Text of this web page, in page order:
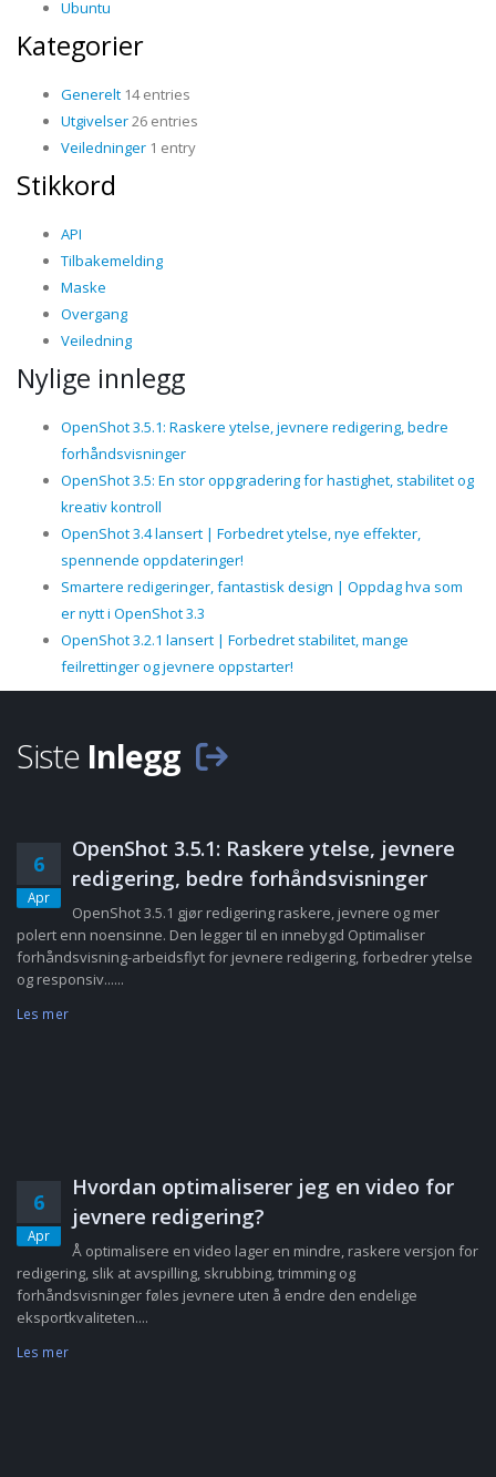
Ubuntu
Kategorier
Generelt 14 entries
Utgivelser26 entries
Veiledninger 1 entry
Stikkord
API
Tilbakemelding
Maske
Overgang
Veiledning
Nylige innlegg
OpenShot 3.5.1: Raskere ytelse, jevnere redigering, bedre
forhåndsvisninger
OpenShot 3.5: En stor oppgradering for hastighet, stabilitet og
kreativ kontroll
OpenShot 3.4 lansert | Forbedret ytelse, nye effekter,
spennende oppdateringer!
Smartere redigeringer, fantastisk design | Oppdag hva som
er nytt i OpenShot 3.3
OpenShot 3.2.1 lansert | Forbedret stabilitet, mange
feilrettinger og jevnere oppstarter!
Siste Inlegg
6
Apr
OpenShot 3.5.1: Raskere ytelse, jevnere
redigering, bedre forhåndsvisninger
OpenShot 3.5.1 gjør redigering raskere, jevnere og mer
polert enn noensinne. Den legger til en innebygd Optimaliser
forhåndsvisning-arbeidsflyt for jevnere redigering, forbedrer ytelse
og responsiv......
Les mer
6
Apr
Hvordan optimaliserer jeg en video for
jevnere redigering?
Å optimalisere en video lager en mindre, raskere versjon for
redigering, slik at avspilling, skrubbing, trimming og
forhåndsvisninger føles jevnere uten å endre den endelige
eksportkvaliteten....
Les mer